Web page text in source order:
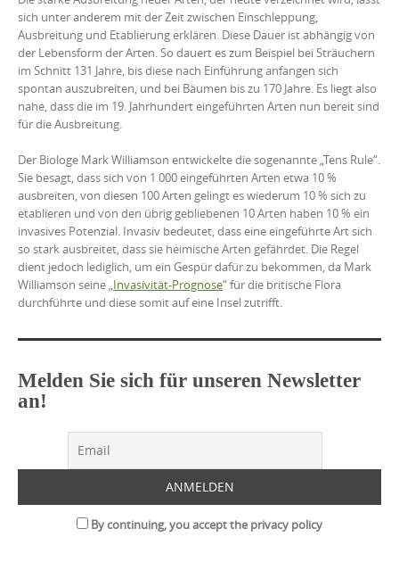
sich unter anderem mit der Zeit zwischen Einschleppung,
Ausbreitung und Etablierung erklären. Diese Dauer ist abhängig von
der Lebensform der Arten. So dauert es zum Beispiel bei Sträuchern
im Schnitt 131 Jahre, bis diese nach Einführung anfangen sich
spontan auszubreiten, und bei Bäumen bis zu 170 Jahre. Es liegt also
nahe, dass die im 19. Jahrhundert eingeführten Arten nun bereit sind
für die Ausbreitung.
Der Biologe Mark Williamson entwickelte die sogenannte „Tens Rule“.
Sie besagt, dass sich von 1 000 eingeführten Arten etwa 10 %
ausbreiten, von diesen 100 Arten gelingt es wiederum 10 % sich zu
etablieren und von den übrig gebliebenen 10 Arten haben 10 % ein
invasives Potenzial. Invasiv bedeutet, dass eine eingeführte Art sich
so stark ausbreitet, dass sie heimische Arten gefährdet. Die Regel
dient jedoch lediglich, um ein Gespür dafür zu bekommen, da Mark
Williamson seine „Invasivität-Prognose“ für die britische Flora
durchführte und diese somit auf eine Insel zutrifft.
Melden Sie sich für unseren Newsletter
an!
By continuing, you accept the privacy policy